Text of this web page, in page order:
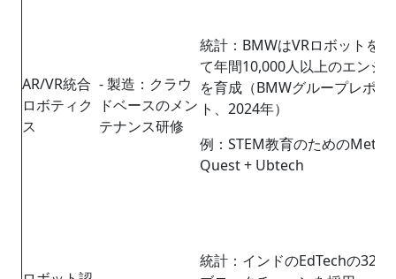
AR/VR統合
ロボティク
ス
- 製造：クラウ
ドベースのメン
テナンス研修
統計：BMWはVRロボットを
て年間10,000人以上のエンジ
を育成（BMWグループレポー
ト、2024年）
例：STEM教育のためのMeta
Quest + Ubtech
統計：インドのEdTechの32%